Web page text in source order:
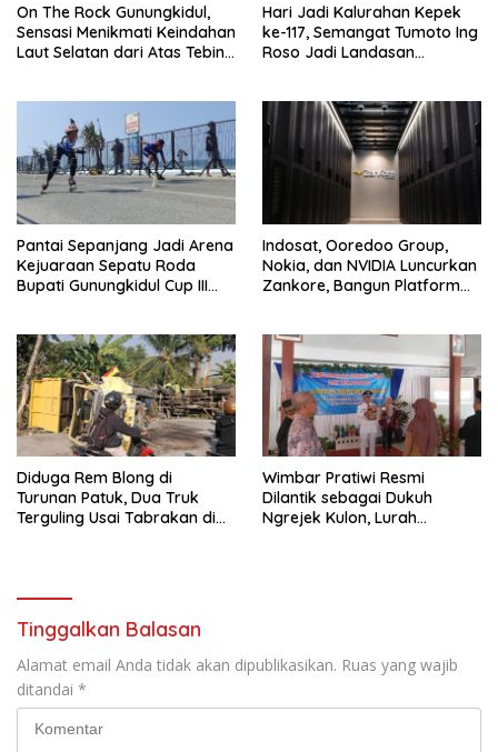
On The Rock Gunungkidul,
Sensasi Menikmati Keindahan
Laut Selatan dari Atas Tebing
Hari Jadi Kalurahan Kepek
ke-117, Semangat Tumoto Ing
Roso Jadi Landasan
Pantai Sepanjang Jadi Arena
Kejuaraan Sepatu Roda
Bupati Gunungkidul Cup III
Tourism
Indosat, Ooredoo Group,
Nokia, dan NVIDIA Luncurkan
Zankore, Bangun Platform
Diduga Rem Blong di
Turunan Patuk, Dua Truk
Terguling Usai Tabrakan di
Wimbar Pratiwi Resmi
Dilantik sebagai Dukuh
Ngrejek Kulon, Lurah
Tinggalkan Balasan
Alamat email Anda tidak akan dipublikasikan. Ruas yang wajib
ditandai *